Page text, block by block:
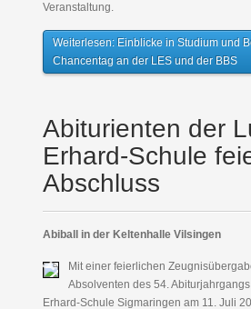
Veranstaltung.
Weiterlesen: Einblicke in Studium und
Chancentag an der LES und der BBS
Abiturienten der
Erhard-Schule
Abschluss
Abiball in der Keltenhalle Vilsingen
Mit einer feierlichen
Absolventen des 54.
Erhard-Schule Sigmaringen am 11. Juli